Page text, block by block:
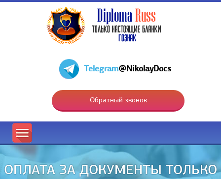
Telegram@NikolayDocs
Обратный звонок
ОПЛАТА ЗА ДОКУМЕНТЫ ТОЛЬКО